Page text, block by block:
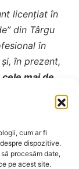
cum ar fi
dispozitive.
procesăm date,
pe acest site.
licențiat în
din Târgu
în
și, în prezent,
mai de
de Avocați –
Mureș.
de zi cu zi.
contactaaici